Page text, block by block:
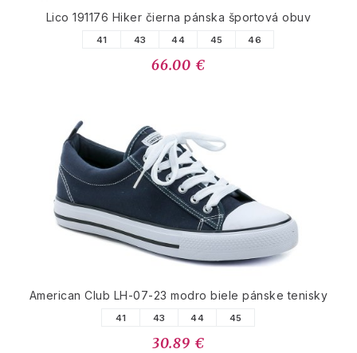
Lico 191176 Hiker čierna pánska športová obuv
41 43 44 45 46
66.00 €
American Club LH-07-23 modro biele pánske tenisky
41 43 44 45
30.89 €